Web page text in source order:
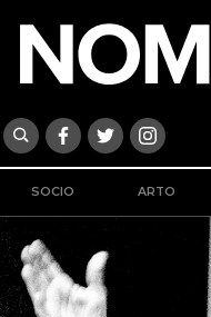
SOCIO ARTO